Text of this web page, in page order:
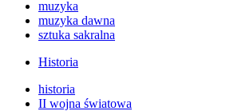
muzyka
muzyka dawna
sztuka sakralna
Historia
historia
II wojna światowa